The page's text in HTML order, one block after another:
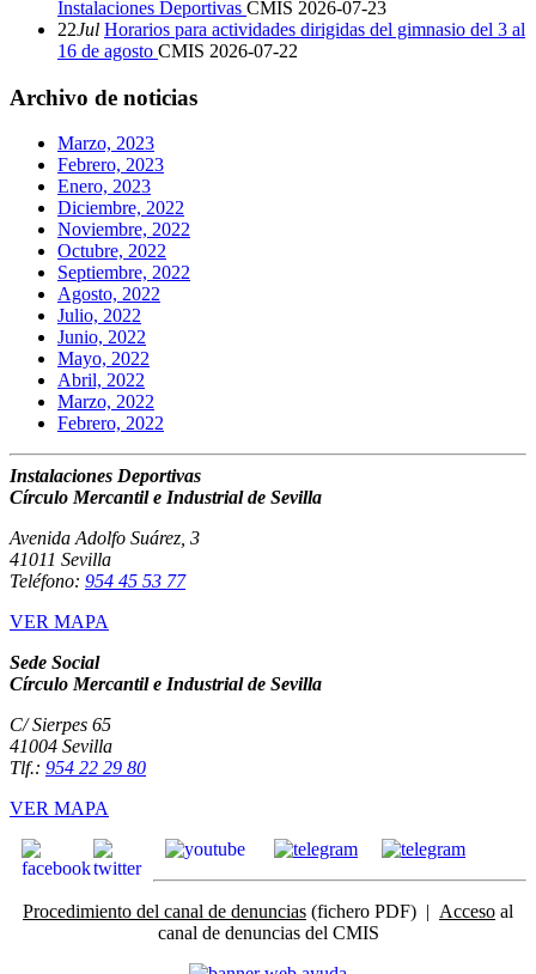
Instalaciones Deportivas CMIS 2026-07-23
22Jul Horarios para actividades dirigidas del gimnasio del 3 al
16 de agosto CMIS 2026-07-22
Archivo de noticias
Marzo, 2023
Febrero, 2023
Enero, 2023
Diciembre, 2022
Noviembre, 2022
Octubre, 2022
Septiembre, 2022
Agosto, 2022
Julio, 2022
Junio, 2022
Mayo, 2022
Abril, 2022
Marzo, 2022
Febrero, 2022
Instalaciones Deportivas
Círculo Mercantil e Industrial de Sevilla
Avenida Adolfo Suárez, 3
41011 Sevilla
Teléfono: 954 45 53 77
VER MAPA
Sede Social
Círculo Mercantil e Industrial de Sevilla
C/ Sierpes 65
41004 Sevilla
Tlf.: 954 22 29 80
VER MAPA
Procedimiento del canal de denuncias (fichero PDF) | Acceso al
canal de denuncias del CMIS